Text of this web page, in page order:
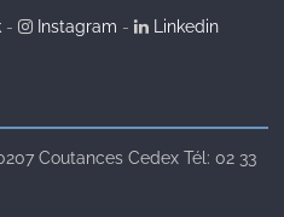
- Instagram - Linkedin
Coutances Cedex Tél: 02 33